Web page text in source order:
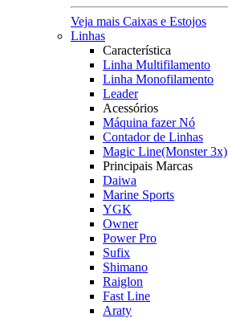
Veja mais Caixas e Estojos
Linhas
Característica
Linha Multifilamento
Linha Monofilamento
Leader
Acessórios
Máquina fazer Nó
Contador de Linhas
Magic Line(Monster 3x)
Principais Marcas
Daiwa
Marine Sports
YGK
Owner
Power Pro
Sufix
Shimano
Raiglon
Fast Line
Araty